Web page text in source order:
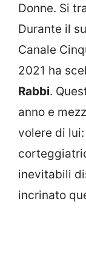
Donne. Si
Durante il
Canale
2021 ha
Rabbi.
anno e
volere di
inevitabili
incrinato